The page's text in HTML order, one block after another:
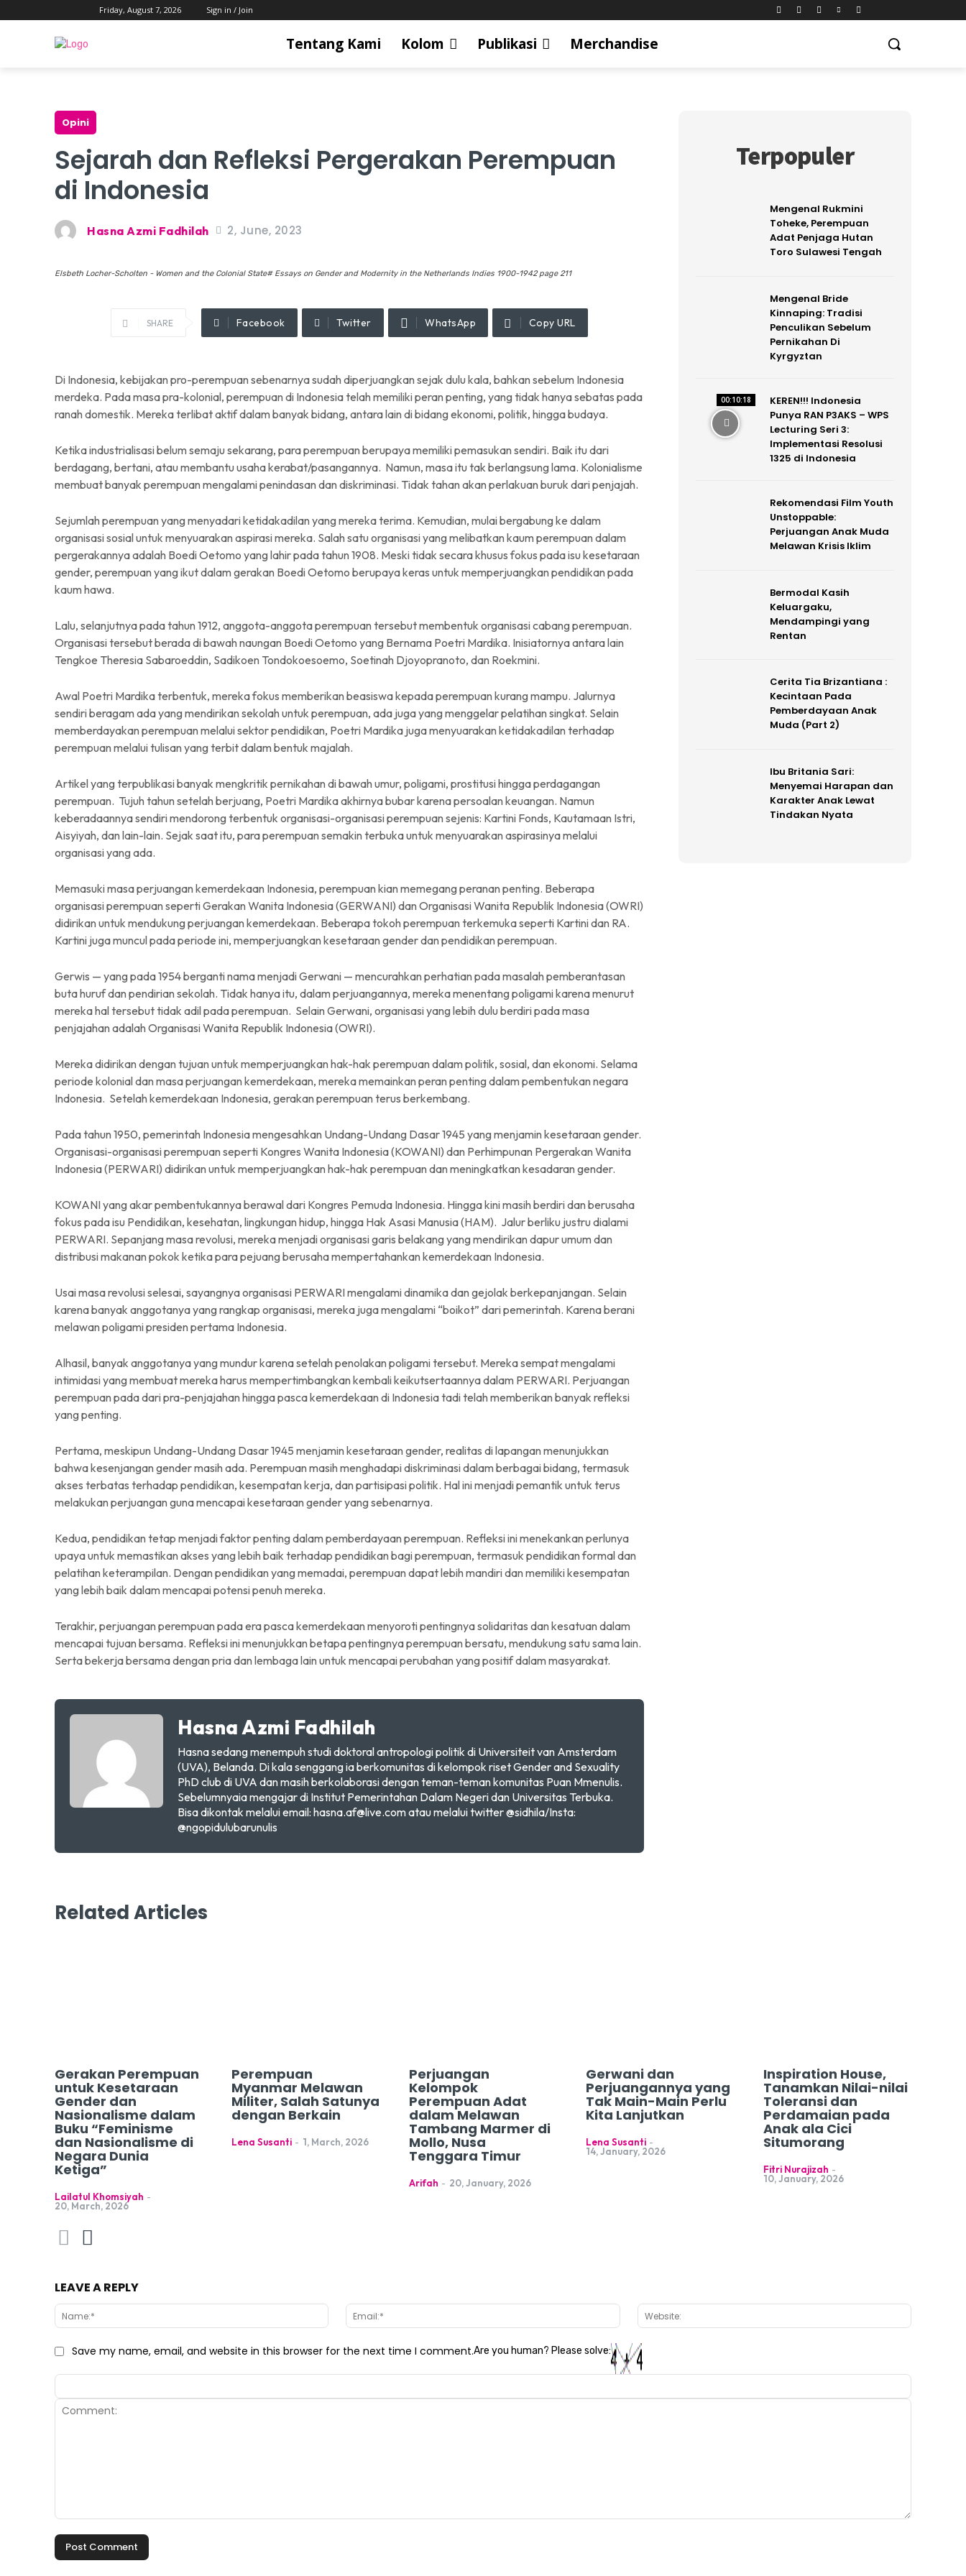
Friday, August 7, 2026 Sign in / Join
Tentang Kami Kolom Publikasi Merchandise
Opini
Sejarah dan Refleksi Pergerakan Perempuan
di Indonesia
Hasna Azmi Fadhilah 2, June, 2023
Elsbeth Locher-Scholten - Women and the Colonial State# Essays on Gender and Modernity in the Netherlands Indies 1900-1942 page 211
SHARE Facebook Twitter WhatsApp Copy URL
Di Indonesia, kebijakan pro-perempuan sebenarnya sudah diperjuangkan sejak dulu kala, bahkan sebelum Indonesia
merdeka. Pada masa pra-kolonial, perempuan di Indonesia telah memiliki peran penting, yang tidak hanya sebatas pada
ranah domestik. Mereka terlibat aktif dalam banyak bidang, antara lain di bidang ekonomi, politik, hingga budaya.
Ketika industrialisasi belum semaju sekarang, para perempuan berupaya memiliki pemasukan sendiri. Baik itu dari
berdagang, bertani, atau membantu usaha kerabat/pasangannya. Namun, masa itu tak berlangsung lama. Kolonialisme
membuat banyak perempuan mengalami penindasan dan diskriminasi. Tidak tahan akan perlakuan buruk dari penjajah.
Sejumlah perempuan yang menyadari ketidakadilan yang mereka terima. Kemudian, mulai bergabung ke dalam
organisasi sosial untuk menyuarakan aspirasi mereka. Salah satu organisasi yang melibatkan kaum perempuan dalam
pergerakannya adalah Boedi Oetomo yang lahir pada tahun 1908. Meski tidak secara khusus fokus pada isu kesetaraan
gender, perempuan yang ikut dalam gerakan Boedi Oetomo berupaya keras untuk memperjuangkan pendidikan pada
kaum hawa.
Lalu, selanjutnya pada tahun 1912, anggota-anggota perempuan tersebut membentuk organisasi cabang perempuan.
Organisasi tersebut berada di bawah naungan Boedi Oetomo yang Bernama Poetri Mardika. Inisiatornya antara lain
Tengkoe Theresia Sabaroeddin, Sadikoen Tondokoesoemo, Soetinah Djoyopranoto, dan Roekmini.
Awal Poetri Mardika terbentuk, mereka fokus memberikan beasiswa kepada perempuan kurang mampu. Jalurnya
sendiri beragam ada yang mendirikan sekolah untuk perempuan, ada juga yang menggelar pelatihan singkat. Selain
memberdayakan perempuan melalui sektor pendidikan, Poetri Mardika juga menyuarakan ketidakadilan terhadap
perempuan melalui tulisan yang terbit dalam bentuk majalah.
Artikel yang terpublikasi banyak mengkritik pernikahan di bawah umur, poligami, prostitusi hingga perdagangan
perempuan. Tujuh tahun setelah berjuang, Poetri Mardika akhirnya bubar karena persoalan keuangan. Namun
keberadaannya sendiri mendorong terbentuk organisasi-organisasi perempuan sejenis: Kartini Fonds, Kautamaan Istri,
Aisyiyah, dan lain-lain. Sejak saat itu, para perempuan semakin terbuka untuk menyuarakan aspirasinya melalui
organisasi yang ada.
Memasuki masa perjuangan kemerdekaan Indonesia, perempuan kian memegang peranan penting. Beberapa
organisasi perempuan seperti Gerakan Wanita Indonesia (GERWANI) dan Organisasi Wanita Republik Indonesia (OWRI)
didirikan untuk mendukung perjuangan kemerdekaan. Beberapa tokoh perempuan terkemuka seperti Kartini dan RA.
Kartini juga muncul pada periode ini, memperjuangkan kesetaraan gender dan pendidikan perempuan.
Gerwis — yang pada 1954 berganti nama menjadi Gerwani — mencurahkan perhatian pada masalah pemberantasan
buta huruf dan pendirian sekolah. Tidak hanya itu, dalam perjuangannya, mereka menentang poligami karena menurut
mereka hal tersebut tidak adil pada perempuan. Selain Gerwani, organisasi yang lebih dulu berdiri pada masa
penjajahan adalah Organisasi Wanita Republik Indonesia (OWRI).
Mereka didirikan dengan tujuan untuk memperjuangkan hak-hak perempuan dalam politik, sosial, dan ekonomi. Selama
periode kolonial dan masa perjuangan kemerdekaan, mereka memainkan peran penting dalam pembentukan negara
Indonesia. Setelah kemerdekaan Indonesia, gerakan perempuan terus berkembang.
Pada tahun 1950, pemerintah Indonesia mengesahkan Undang-Undang Dasar 1945 yang menjamin kesetaraan gender.
Organisasi-organisasi perempuan seperti Kongres Wanita Indonesia (KOWANI) dan Perhimpunan Pergerakan Wanita
Indonesia (PERWARI) didirikan untuk memperjuangkan hak-hak perempuan dan meningkatkan kesadaran gender.
KOWANI yang akar pembentukannya berawal dari Kongres Pemuda Indonesia. Hingga kini masih berdiri dan berusaha
fokus pada isu Pendidikan, kesehatan, lingkungan hidup, hingga Hak Asasi Manusia (HAM). Jalur berliku justru dialami
PERWARI. Sepanjang masa revolusi, mereka menjadi organisasi garis belakang yang mendirikan dapur umum dan
distribusi makanan pokok ketika para pejuang berusaha mempertahankan kemerdekaan Indonesia.
Usai masa revolusi selesai, sayangnya organisasi PERWARI mengalami dinamika dan gejolak berkepanjangan. Selain
karena banyak anggotanya yang rangkap organisasi, mereka juga mengalami “boikot” dari pemerintah. Karena berani
melawan poligami presiden pertama Indonesia.
Alhasil, banyak anggotanya yang mundur karena setelah penolakan poligami tersebut. Mereka sempat mengalami
intimidasi yang membuat mereka harus mempertimbangkan kembali keikutsertaannya dalam PERWARI. Perjuangan
perempuan pada dari pra-penjajahan hingga pasca kemerdekaan di Indonesia tadi telah memberikan banyak refleksi
yang penting.
Pertama, meskipun Undang-Undang Dasar 1945 menjamin kesetaraan gender, realitas di lapangan menunjukkan
bahwa kesenjangan gender masih ada. Perempuan masih menghadapi diskriminasi dalam berbagai bidang, termasuk
akses terbatas terhadap pendidikan, kesempatan kerja, dan partisipasi politik. Hal ini menjadi pemantik untuk terus
melakukan perjuangan guna mencapai kesetaraan gender yang sebenarnya.
Kedua, pendidikan tetap menjadi faktor penting dalam pemberdayaan perempuan. Refleksi ini menekankan perlunya
upaya untuk memastikan akses yang lebih baik terhadap pendidikan bagi perempuan, termasuk pendidikan formal dan
pelatihan keterampilan. Dengan pendidikan yang memadai, perempuan dapat lebih mandiri dan memiliki kesempatan
yang lebih baik dalam mencapai potensi penuh mereka.
Terakhir, perjuangan perempuan pada era pasca kemerdekaan menyoroti pentingnya solidaritas dan kesatuan dalam
mencapai tujuan bersama. Refleksi ini menunjukkan betapa pentingnya perempuan bersatu, mendukung satu sama lain.
Serta bekerja bersama dengan pria dan lembaga lain untuk mencapai perubahan yang positif dalam masyarakat.
Hasna Azmi Fadhilah
Hasna sedang menempuh studi doktoral antropologi politik di Universiteit van Amsterdam
(UVA), Belanda. Di kala senggang ia berkomunitas di kelompok riset Gender and Sexuality
PhD club di UVA dan masih berkolaborasi dengan teman-teman komunitas Puan Mmenulis.
Sebelumnyaia mengajar di Institut Pemerintahan Dalam Negeri dan Universitas Terbuka.
Bisa dikontak melalui email: hasna.af@live.com atau melalui twitter @sidhila/Insta:
@ngopidulubarunulis
Terpopuler
Mengenal Rukmini
Toheke, Perempuan
Adat Penjaga Hutan
Toro Sulawesi Tengah
Mengenal Bride
Kinnaping: Tradisi
Penculikan Sebelum
Pernikahan Di
Kyrgyztan
00:10:18
KEREN!!! Indonesia
Punya RAN P3AKS – WPS
Lecturing Seri 3:
Implementasi Resolusi
1325 di Indonesia
Rekomendasi Film Youth
Unstoppable:
Perjuangan Anak Muda
Melawan Krisis Iklim
Bermodal Kasih
Keluargaku,
Mendampingi yang
Rentan
Cerita Tia Brizantiana :
Kecintaan Pada
Pemberdayaan Anak
Muda (Part 2)
Ibu Britania Sari:
Menyemai Harapan dan
Karakter Anak Lewat
Tindakan Nyata
Related Articles
Gerakan Perempuan
untuk Kesetaraan
Gender dan
Nasionalisme dalam
Buku “Feminisme
dan Nasionalisme di
Negara Dunia
Ketiga”
Lailatul Khomsiyah -
20, March, 2026
Perempuan
Myanmar Melawan
Militer, Salah Satunya
dengan Berkain
Lena Susanti - 1, March, 2026
Perjuangan
Kelompok
Perempuan Adat
dalam Melawan
Tambang Marmer di
Mollo, Nusa
Tenggara Timur
Arifah - 20, January, 2026
Gerwani dan
Perjuangannya yang
Tak Main-Main Perlu
Kita Lanjutkan
Lena Susanti -
14, January, 2026
Inspiration House,
Tanamkan Nilai-nilai
Toleransi dan
Perdamaian pada
Anak ala Cici
Situmorang
Fitri Nurajizah -
10, January, 2026
LEAVE A REPLY
Name:* Email:*
Save my name, email, and website in this browser for the next time I comment.Are you human? Please solve: